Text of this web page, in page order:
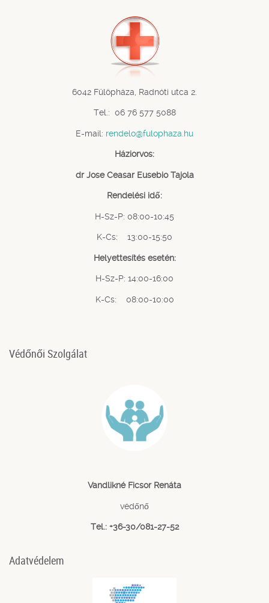
6042 Fülöpháza, Radnóti utca 2.
Tel.: 06 76 577 5088
E-mail: rendelo@fulophaza.hu
Háziorvos:
dr Jose Ceasar Eusebio Tajola
Rendelési idő:
H-Sz-P: 08:00-10:45
K-Cs: 13:00-15:50
Helyettesítés esetén:
H-Sz-P: 14:00-16:00
K-Cs: 08:00-10:00
Védőnői Szolgálat
Vandlikné Ficsor Renáta
védőnő
Tel.: +36-30/081-27-52
Adatvédelem